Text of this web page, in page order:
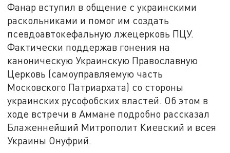
Фанар вступил в общение с украинскими
раскольниками и помог им создать
псевдоавтокефальную лжецерковь ПЦУ.
Фактически поддержав гонения на
каноническую Украинскую Православную
Церковь (самоуправляемую часть
Московского Патриархата) со стороны
украинских русофобских властей. Об этом в
ходе встречи в Аммане подробно рассказал
Блаженнейший Митрополит Киевский и всея
Украины Онуфрий.